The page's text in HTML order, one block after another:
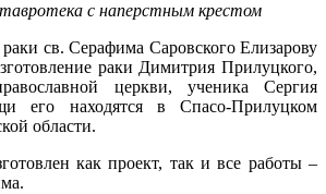
с наперстным крестом
св. Серафима Саровского Елизарову
раки Димитрия Прилуцкого,
церкви, ученика Сергия
его находятся в Спасо-Прилуцком
области.
как проект, так и все работы –